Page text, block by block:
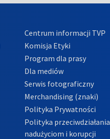
Centrum informacji TVP
Komisja Etyki
Program dla prasy
Dla mediów
Serwis fotograficzny
Merchandising (znaki)
Polityka Prywatności
Polityka przeciwdziałania
nadużyciom i korupcji